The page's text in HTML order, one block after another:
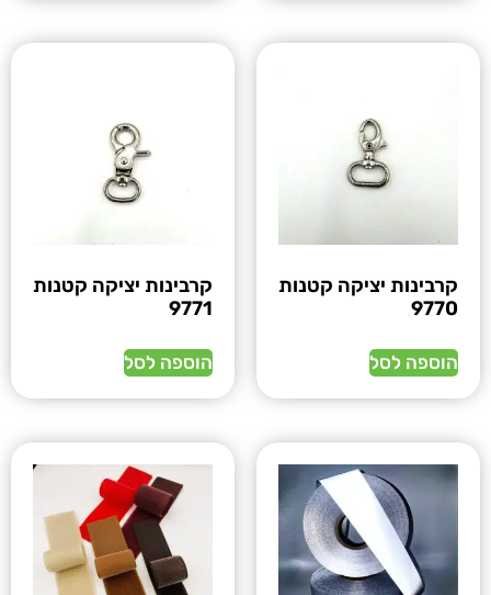
קרבינות יציקה קטנות
9770
הוספה לסל
קרבינות יציקה קטנות
9771
הוספה לסל